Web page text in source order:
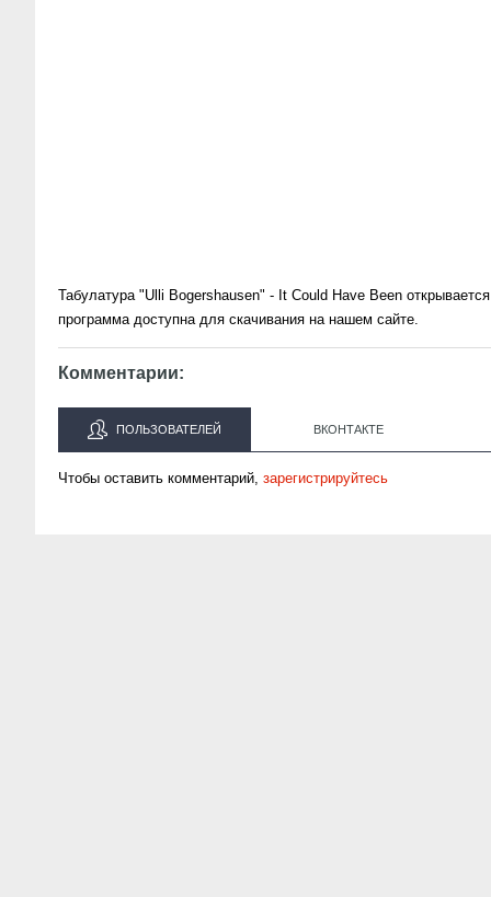
Табулатура "Ulli Bogershausen" - It Could Have Been
программа доступна для скачивания на нашем сайте.
Комментарии:
ПОЛЬЗОВАТЕЛЕЙ ВКОНТАКТЕ
Чтобы оставить комментарий, зарегистрируйтесь